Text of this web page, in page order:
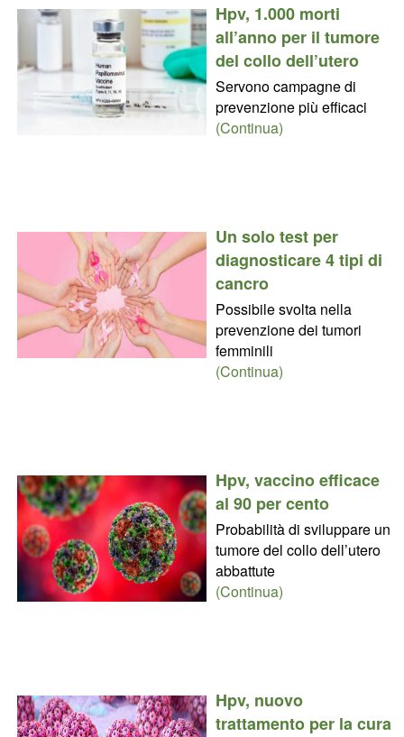
Hpv, 1.000 morti
all’anno per il tumore
del collo dell’utero
Servono campagne di
prevenzione più efficaci
(Continua)
Un solo test per
diagnosticare 4 tipi di
cancro
Possibile svolta nella
prevenzione dei tumori
femminili
(Continua)
Hpv, vaccino efficace
al 90 per cento
Probabilità di sviluppare un
tumore del collo dell’utero
abbattute
(Continua)
Hpv, nuovo
trattamento per la cura